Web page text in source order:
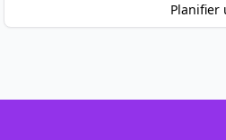
Planifier